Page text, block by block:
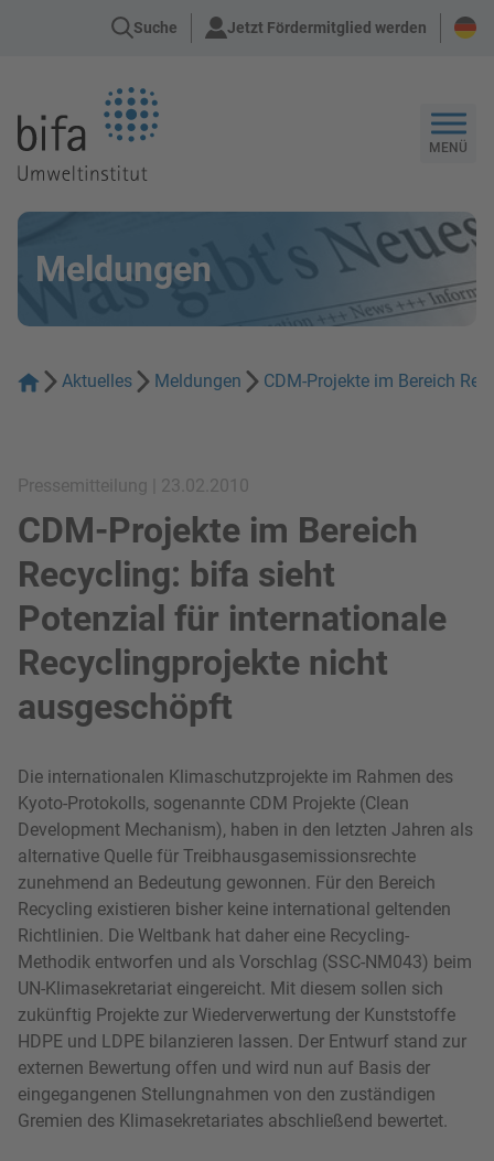
Suche Jetzt Fördermitglied werden
MENÜ
Meldungen
Aktuelles Meldungen CDM-Projekte im Bereich
Pressemitteilung | 23.02.2010
CDM-Projekte im Bereich
Recycling: bifa sieht
Potenzial für internationale
Recyclingprojekte nicht
ausgeschöpft
Die internationalen Klimaschutzprojekte im Rahmen des
Kyoto-Protokolls, sogenannte CDM Projekte (Clean
Development Mechanism), haben in den letzten Jahren als
alternative Quelle für Treibhausgasemissionsrechte
zunehmend an Bedeutung gewonnen. Für den Bereich
Recycling existieren bisher keine international geltenden
Richtlinien. Die Weltbank hat daher eine Recycling-
Methodik entworfen und als Vorschlag (SSC-NM043) beim
UN-Klimasekretariat eingereicht. Mit diesem sollen sich
zukünftig Projekte zur Wiederverwertung der Kunststoffe
HDPE und LDPE bilanzieren lassen. Der Entwurf stand zur
externen Bewertung offen und wird nun auf Basis der
eingegangenen Stellungnahmen von den zuständigen
Gremien des Klimasekretariates abschließend bewertet.